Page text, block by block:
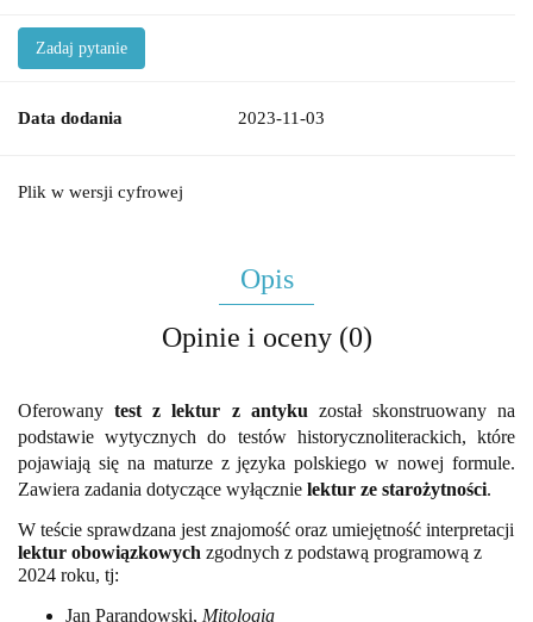
Zadaj pytanie
Data dodania 2023-11-03
Plik w wersji cyfrowej
Opis
Opinie i oceny (0)
Oferowanytest z lektur z antyku został skonstruowany na
podstawie wytycznych do testów historycznoliterackich, które
pojawiają się na maturze z języka polskiego w nowej formule.
Zawiera zadania dotyczące wyłącznie lektur ze starożytności.
W teście sprawdzana jest znajomość oraz umiejętność interpretacji
lektur obowiązkowych zgodnych z podstawą programową z
2024 roku, tj:
Jan Parandowski, Mitologia